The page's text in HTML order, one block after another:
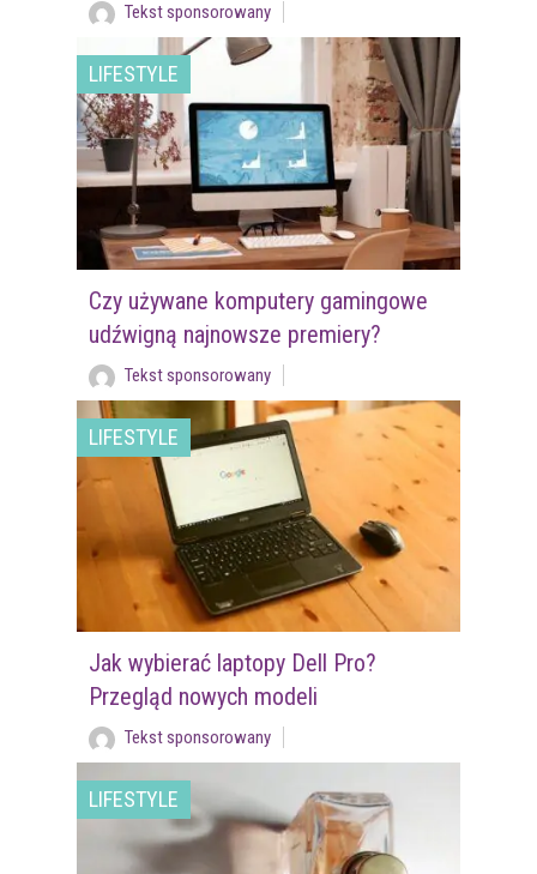
Tekst sponsorowany
LIFESTYLE
Czy używane komputery gamingowe
udźwigną najnowsze premiery?
Tekst sponsorowany
LIFESTYLE
Jak wybierać laptopy Dell Pro?
Przegląd nowych modeli
Tekst sponsorowany
LIFESTYLE